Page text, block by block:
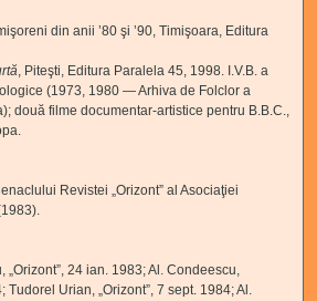
din anii ’80 şi ’90, Timişoara, Editura
, Piteşti, Editura Paralela 45, 1998. I.V.B. a
(1973, 1980 — Arhiva de Folclor a
două filme documentar-artistice pentru B.B.C.,
Revistei „Orizont” al Asociaţiei
„Orizont”, 24 ian. 1983; Al. Condeescu,
Tudorel Urian, „Orizont”, 7 sept. 1984; Al.